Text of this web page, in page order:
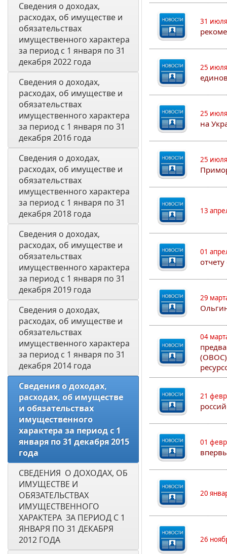
Сведения о доходах,
расходах, об имуществе и
обязательствах
имущественного характера
за период с 1 января по 31
декабря 2022 года
Сведения о доходах,
расходах, об имуществе и
обязательствах
имущественного характера
за период с 1 января по 31
декабря 2016 года
Сведения о доходах,
расходах, об имуществе и
обязательствах
имущественного характера
за период с 1 января по 31
декабря 2018 года
Сведения о доходах,
расходах, об имуществе и
обязательствах
имущественного характера
за период с 1 января по 31
декабря 2019 года
Сведения о доходах,
расходах, об имуществе и
обязательствах
имущественного характера
за период с 1 января по 31
декабря 2014 года
Сведения о доходах,
расходах, об имуществе
и обязательствах
имущественного
характера за период с 1
января по 31 декабря 2015
года
СВЕДЕНИЯ  О ДОХОДАХ, ОБ
ИМУЩЕСТВЕ И
ОБЯЗАТЕЛЬСТВАХ
ИМУЩЕСТВЕННОГО
ХАРАКТЕРА  ЗА ПЕРИОД С 1
ЯНВАРЯ ПО 31 ДЕКАБРЯ
2012 ГОДА
31
25
25
на
25
13
01
29
04
21
01
20
26